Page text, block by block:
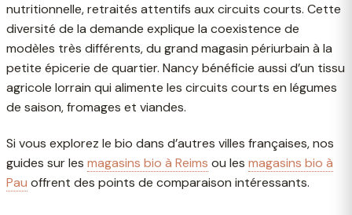
nutritionnelle, retraités attentifs aux circuits courts. Cette
diversité de la demande explique la coexistence de
modèles très différents, du grand magasin périurbain à la
petite épicerie de quartier. Nancy bénéficie aussi d’un tissu
agricole lorrain qui alimente les circuits courts en légumes
de saison, fromages et viandes.
Si vous explorez le bio dans d’autres villes françaises, nos
guides sur les magasins bio à Reims ou les magasins bio à
Pau offrent des points de comparaison intéressants.